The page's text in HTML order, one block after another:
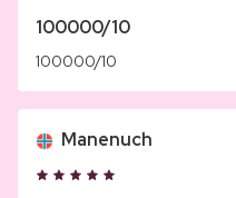
100000/10
100000/10
Manenuch